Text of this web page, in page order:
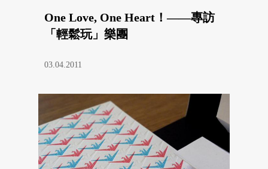
One Love, One Heart！——專訪
「輕鬆玩」樂團
03.04.2011